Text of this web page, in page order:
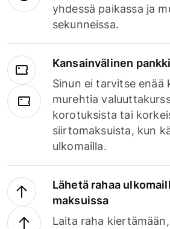
yhdessä paikassa ja
sekunneissa.
Kansainvälinen
Sinun ei tarvitse enää
murehtia
korotuksista tai
siirtomaksuista, kun
ulkomailla.
Lähetä rahaa
maksuissa
Laita raha